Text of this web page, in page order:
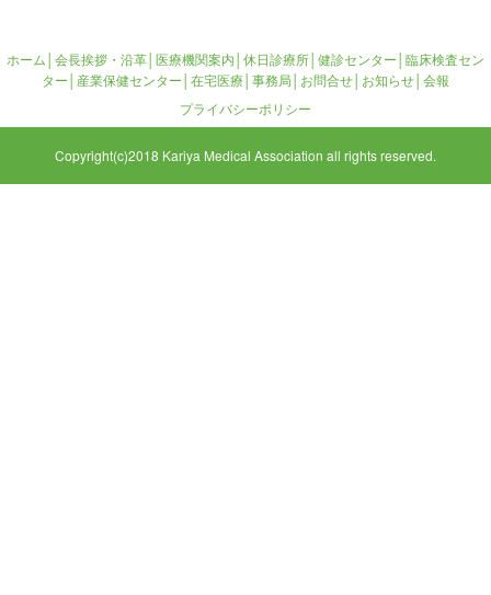
ホーム│ 会長挨拶・沿革│ 医療機関案内│ 休日診療所│ 健診センター│ 臨床検査セン
ター│ 産業保健センター│ 在宅医療│ 事務局│ お問合せ│ お知らせ│ 会報
プライバシーポリシー
Copyright(c)2018 Kariya Medical Association all rights reserved.